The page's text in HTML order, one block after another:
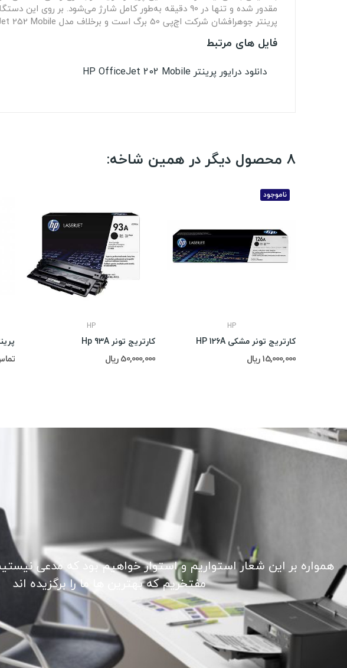
پرینتر جوهرافشان شرکت اچ‌پی 50 برگ است و برخلاف مدل OfficeJet 252 Mobile، به تغذیه خودکار ADF مجهز نیست.
فایل های مرتبط
دانلود درایور پرینتر HP OfficeJet 202 Mobile
8 محصول دیگر در همین شاخه:
تماس :
HP
کارتریج تونر Hp 93A
50,000,000 ریال
ناموجود
HP
کارتریج تونر مشکی HP 126A
15,000,000 ریال
همواره بر این شعار استواریم و استوار خواهیم بود که مدعی
مفتخریم که بهترین ها ما را برگزیده اند